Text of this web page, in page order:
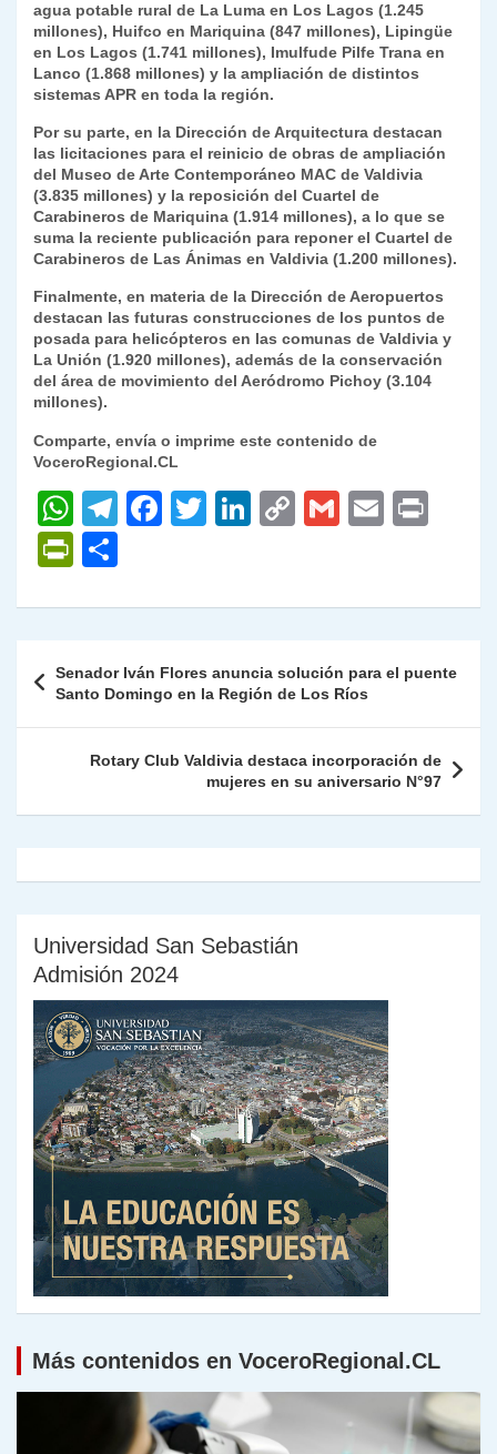
agua potable rural de La Luma en Los Lagos (1.245
millones), Huifco en Mariquina (847 millones), Lipingüe
en Los Lagos (1.741 millones), Imulfude Pilfe Trana en
Lanco (1.868 millones) y la ampliación de distintos
sistemas APR en toda la región.
Por su parte, en la Dirección de Arquitectura destacan
las licitaciones para el reinicio de obras de ampliación
del Museo de Arte Contemporáneo MAC de Valdivia
(3.835 millones) y la reposición del Cuartel de
Carabineros de Mariquina (1.914 millones), a lo que se
suma la reciente publicación para reponer el Cuartel de
Carabineros de Las Ánimas en Valdivia (1.200 millones).
Finalmente, en materia de la Dirección de Aeropuertos
destacan las futuras construcciones de los puntos de
posada para helicópteros en las comunas de Valdivia y
La Unión (1.920 millones), además de la conservación
del área de movimiento del Aeródromo Pichoy (3.104
millones).
Comparte, envía o imprime este contenido de
VoceroRegional.CL
W
h
at
s
p
p
T
gr
m
F
e
o
o
k
T
er
Li
e
n
C
y
n
k
G
l
E
l
P
nt
Fr
ie
n
dl
m
p
ar
tir
de
entradas
Senador Iván Flores anuncia solución para el puente
Santo Domingo en la Región de Los Ríos
Rotary Club Valdivia destaca incorporación de
mujeres en su aniversario N°97
Universidad San Sebastián
Admisión 2024
Más contenidos en VoceroRegional.CL